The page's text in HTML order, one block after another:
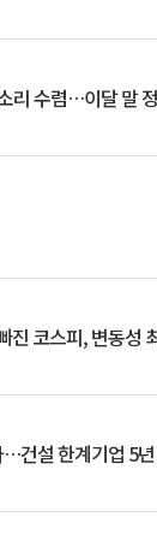
리 수렴…이달 말
진 코스피, 변동성
…건설 한계기업 5